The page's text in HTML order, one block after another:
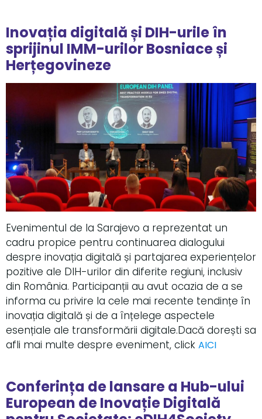
Inovația digitală și DIH-urile în
sprijinul IMM-urilor Bosniace și
Herțegovineze
Evenimentul de la Sarajevo a reprezentat un
cadru propice pentru continuarea dialogului
despre inovația digitală și partajarea experiențelor
pozitive ale DIH-urilor din diferite regiuni, inclusiv
din România. Participanții au avut ocazia de a se
informa cu privire la cele mai recente tendințe în
inovația digitală și de a înțelege aspectele
esențiale ale transformării digitale.Dacă dorești sa
afli mai multe despre eveniment, click AICI
Conferința de lansare a Hub-ului
European de Inovație Digitală